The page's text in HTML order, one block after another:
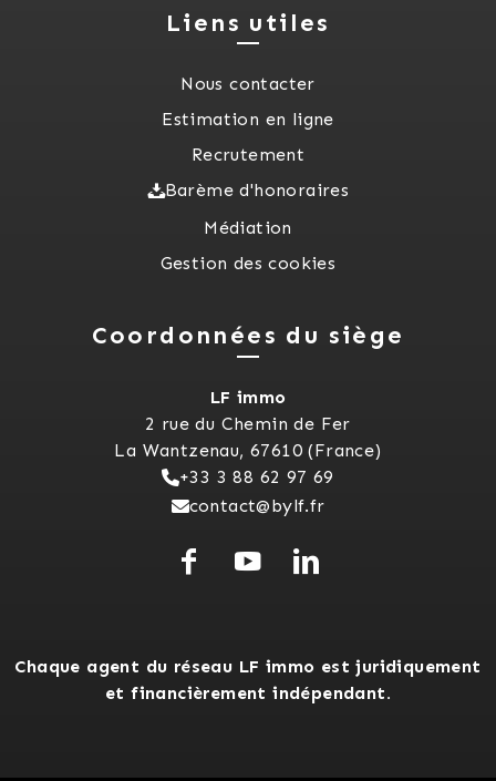
Liens utiles
Nous contacter
Estimation en ligne
Recrutement
Barème d'honoraires
Médiation
Gestion des cookies
Coordonnées du siège
LF immo
2 rue du Chemin de Fer
La Wantzenau, 67610 (France)
+33 3 88 62 97 69
contact@bylf.fr
Chaque agent du réseau LF immo est juridiquement
et financièrement indépendant.